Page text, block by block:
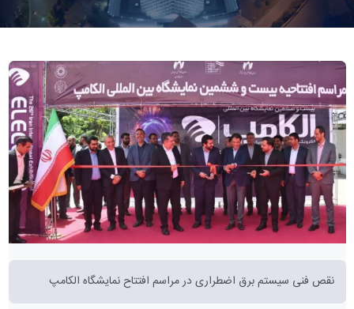
نقص فنی سیستم برق اضطراری در مراسم افتتاح نمایشگاه الکامپ